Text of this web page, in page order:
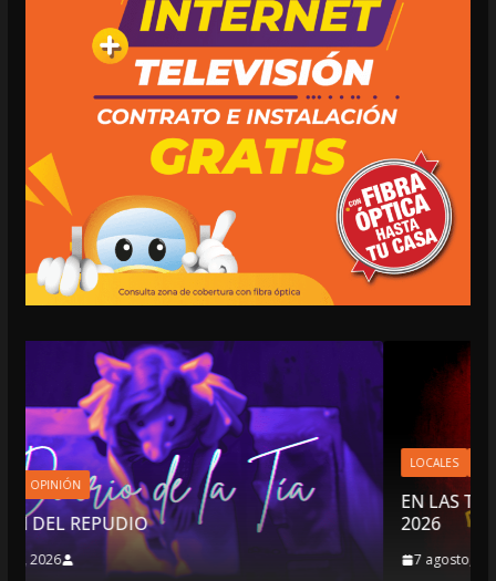
LOCALES OPINIÓN
EN LAS TRIPAS DEL JAGUAR: 07 DE
2026